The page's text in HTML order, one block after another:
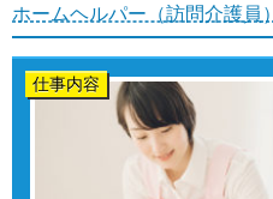
ホームヘルパー（訪問介護員）
仕事内容